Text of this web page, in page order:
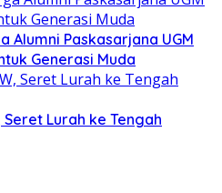
Alumni Paskasarjana UGM
Generasi Muda
Lurah ke Tengah